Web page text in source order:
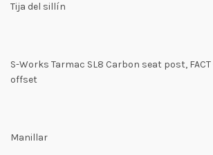
Tija del sillín
S-Works Tarmac SL8 Carbon seat post,
offset
Manillar